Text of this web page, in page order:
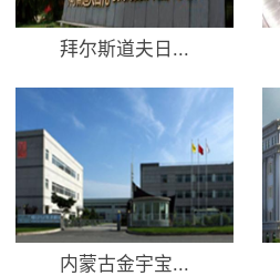
拜尔斯道夫日...
内蒙古金宇宝...